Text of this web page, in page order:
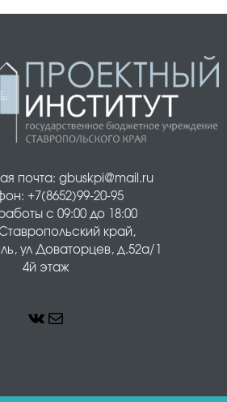
почта: gbuskpi@mail.ru
+7(8652)99-20-95
с 09:00 до 18:00
Ставропольский край,
ул Доваторцев, д.52а/1
4й этаж